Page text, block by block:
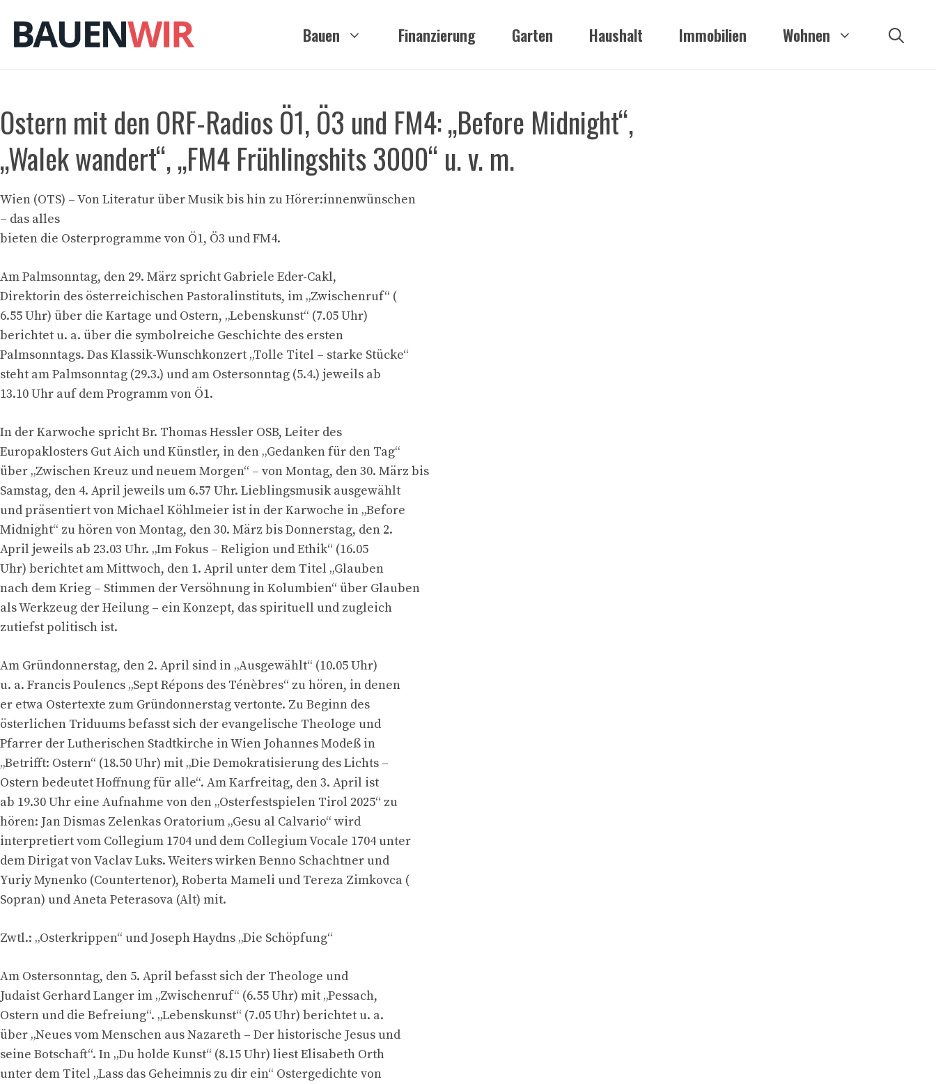
Inhalt
springen
Bauen Finanzierung Garten Haushalt Immobilien Wohnen
Ostern mit den ORF-Radios Ö1, Ö3 und FM4: „Before Midnight“,
„Walek wandert“, „FM4 Frühlingshits 3000“ u. v. m.
Wien (OTS) – Von Literatur über Musik bis hin zu Hörer:innenwünschen
– das alles
bieten die Osterprogramme von Ö1, Ö3 und FM4.
Am Palmsonntag, den 29. März spricht Gabriele Eder-Cakl,
Direktorin des österreichischen Pastoralinstituts, im „Zwischenruf“ (
6.55 Uhr) über die Kartage und Ostern, „Lebenskunst“ (7.05 Uhr)
berichtet u. a. über die symbolreiche Geschichte des ersten
Palmsonntags. Das Klassik-Wunschkonzert „Tolle Titel – starke Stücke“
steht am Palmsonntag (29.3.) und am Ostersonntag (5.4.) jeweils ab
13.10 Uhr auf dem Programm von Ö1.
In der Karwoche spricht Br. Thomas Hessler OSB, Leiter des
Europaklosters Gut Aich und Künstler, in den „Gedanken für den Tag“
über „Zwischen Kreuz und neuem Morgen“ – von Montag, den 30. März bis
Samstag, den 4. April jeweils um 6.57 Uhr. Lieblingsmusik ausgewählt
und präsentiert von Michael Köhlmeier ist in der Karwoche in „Before
Midnight“ zu hören von Montag, den 30. März bis Donnerstag, den 2.
April jeweils ab 23.03 Uhr. „Im Fokus – Religion und Ethik“ (16.05
Uhr) berichtet am Mittwoch, den 1. April unter dem Titel „Glauben
nach dem Krieg – Stimmen der Versöhnung in Kolumbien“ über Glauben
als Werkzeug der Heilung – ein Konzept, das spirituell und zugleich
zutiefst politisch ist.
Am Gründonnerstag, den 2. April sind in „Ausgewählt“ (10.05 Uhr)
u. a. Francis Poulencs „Sept Répons des Ténèbres“ zu hören, in denen
er etwa Ostertexte zum Gründonnerstag vertonte. Zu Beginn des
österlichen Triduums befasst sich der evangelische Theologe und
Pfarrer der Lutherischen Stadtkirche in Wien Johannes Modeß in
„Betrifft: Ostern“ (18.50 Uhr) mit „Die Demokratisierung des Lichts –
Ostern bedeutet Hoffnung für alle“. Am Karfreitag, den 3. April ist
ab 19.30 Uhr eine Aufnahme von den „Osterfestspielen Tirol 2025“ zu
hören: Jan Dismas Zelenkas Oratorium „Gesu al Calvario“ wird
interpretiert vom Collegium 1704 und dem Collegium Vocale 1704 unter
dem Dirigat von Vaclav Luks. Weiters wirken Benno Schachtner und
Yuriy Mynenko (Countertenor), Roberta Mameli und Tereza Zimkovca (
Sopran) und Aneta Peterasova (Alt) mit.
Zwtl.: „Osterkrippen“ und Joseph Haydns „Die Schöpfung“
Am Ostersonntag, den 5. April befasst sich der Theologe und
Judaist Gerhard Langer im „Zwischenruf“ (6.55 Uhr) mit „Pessach,
Ostern und die Befreiung“. „Lebenskunst“ (7.05 Uhr) berichtet u. a.
über „Neues vom Menschen aus Nazareth – Der historische Jesus und
seine Botschaft“. In „Du holde Kunst“ (8.15 Uhr) liest Elisabeth Orth
unter dem Titel „Lass das Geheimnis zu dir ein“ Ostergedichte von